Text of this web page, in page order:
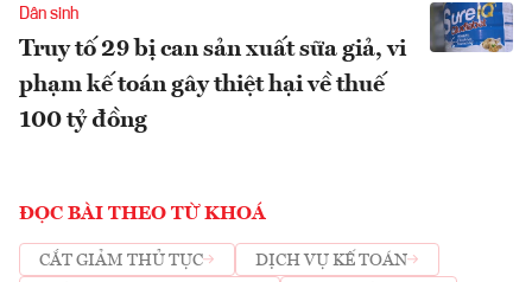
Dân sinh
Truy tố 29 bị can sản xuất sữa giả, vi
phạm kế toán gây thiệt hại về thuế
100 tỷ đồng
ĐỌC BÀI THEO TỪ KHOÁ
CẮT GIẢM THỦ TỤC
DỊCH VỤ KẾ TOÁN